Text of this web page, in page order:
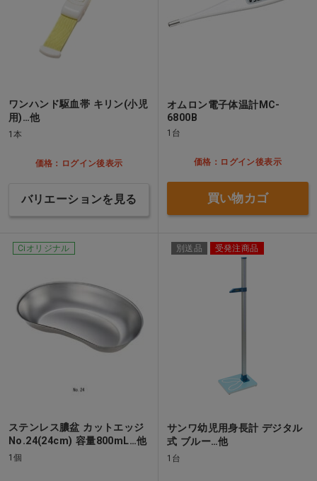
ワンハンド駆血帯 キリン(小児
用)…他
1本
価格：ログイン後表示
バリエーションを見る
オムロン電子体温計MC-
6800B
1台
価格：ログイン後表示
買い物カゴ
Ciオリジナル
ステンレス膿盆 カットエッジ
No.24(24cm) 容量800mL…他
1個
別送品 受発注商品
サンワ幼児用身長計 デジタル
式 ブルー…他
1台